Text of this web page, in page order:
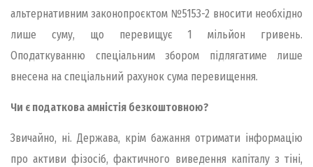
альтернативним законопроєктом №5153-2 вносити необхідно
лише суму, що перевищує 1 мільйон гривень.
Оподаткуванню спеціальним збором підлягатиме лише
внесена на спеціальний рахунок сума перевищення.
Чи є податкова амністія безкоштовною?
Звичайно, ні. Держава, крім бажання отримати інформацію
про активи фізосіб, фактичного виведення капіталу з тіні,